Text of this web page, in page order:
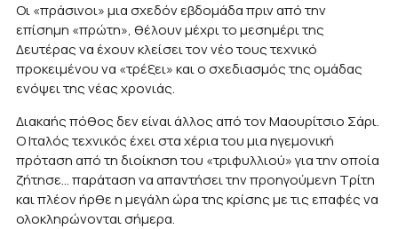
Οι «πράσινοι» μια σχεδόν εβδομάδα πριν από την
επίσημη «πρώτη», θέλουν μέχρι το μεσημέρι της
Δευτέρας να έχουν κλείσει τον νέο τους τεχνικό
προκειμένου να «τρέξει» και ο σχεδιασμός της ομάδας
ενόψει της νέας χρονιάς.
Διακαής πόθος δεν είναι άλλος από τον Μαουρίτσιο Σάρι.
Ο Ιταλός τεχνικός έχει στα χέρια του μια ηγεμονική
πρόταση από τη διοίκηση του «τριφυλλιού» για την οποία
ζήτησε… παράταση να απαντήσει την προηγούμενη Τρίτη
και πλέον ήρθε η μεγάλη ώρα της κρίσης με τις επαφές να
ολοκληρώνονται σήμερα.